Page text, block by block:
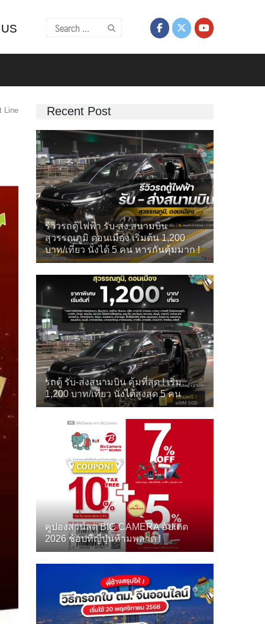
Search
for:
Line
Recent Post
รีวิวรถตู้ไฟฟ้า รับ-ส่ง สนามบิน
สุวรรณภูมิ ดอนเมือง เริ่มต้น 1,200
บาท/เที่ยว นั่งได้ 5 คน หารกันคุ้มมาก !
รถตู้ รับ-ส่งสนามบิน คุ้มที่สุด ! เริ่ม
1,200 บาท/เที่ยว นั่งได้สูงสุด 5 คน
คูปองส่วนลด BIC CAMERA อัปเดต
2026 ช้อปที่ญี่ปุ่นห้ามพลาด !